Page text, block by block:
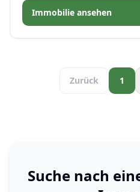
Immobilie ansehen
Zurück 1
Suche nach